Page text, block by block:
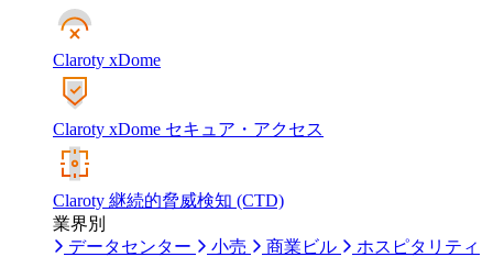
Claroty xDome
Claroty xDome セキュア・アクセス
Claroty 継続的脅威検知 (CTD)
業界別
データセンター
小売 商業ビル ホスピタリティ